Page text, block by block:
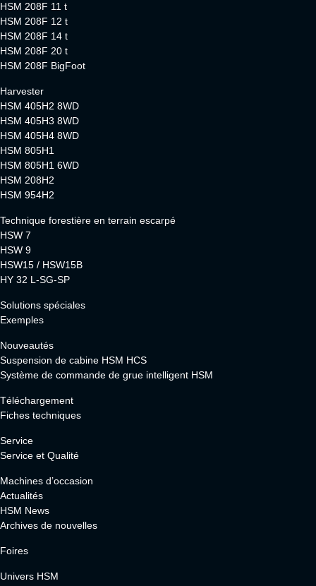
HSM 208F 11 t
HSM 208F 12 t
HSM 208F 14 t
HSM 208F 20 t
HSM 208F BigFoot
Harvester
HSM 405H2 8WD
HSM 405H3 8WD
HSM 405H4 8WD
HSM 805H1
HSM 805H1 6WD
HSM 208H2
HSM 954H2
Technique forestière en terrain escarpé
HSW 7
HSW 9
HSW15 / HSW15B
HY 32 L-SG-SP
Solutions spéciales
Exemples
Nouveautés
Suspension de cabine HSM HCS
Système de commande de grue intelligent HSM
Téléchargement
Fiches techniques
Service
Service et Qualité
Machines d’occasion
Actualités
HSM News
Archives de nouvelles
Foires
Univers HSM